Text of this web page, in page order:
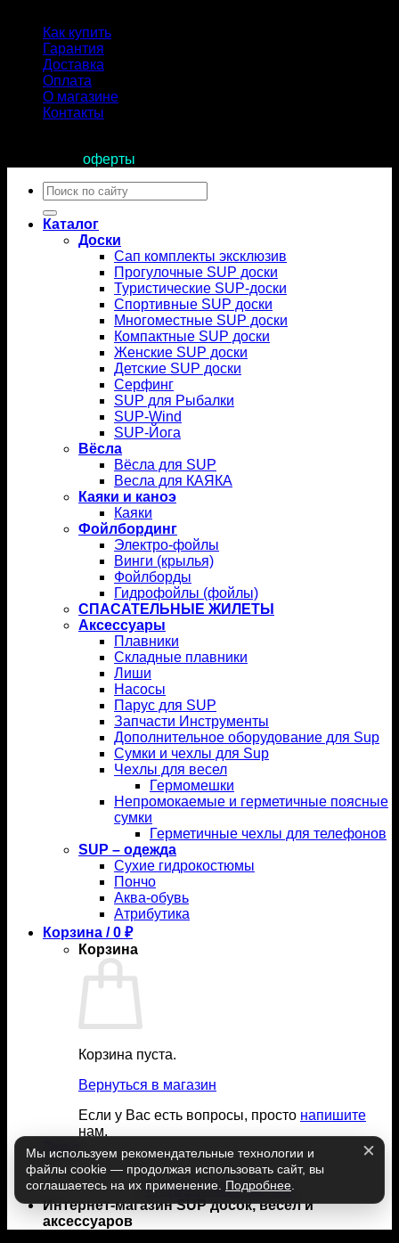
Как купить
Гарантия
Доставка
Оплата
О магазине
Контакты
оферты
Искать:
Каталог
Доски
Сап комплекты эксклюзив
Прогулочные SUP доски
Туристические SUP-доски
Спортивные SUP доски
Многоместные SUP доски
Компактные SUP доски
Женские SUP доски
Детские SUP доски
Серфинг
SUP для Рыбалки
SUP-Wind
SUP-Йога
Вёсла
Вёсла для SUP
Весла для КАЯКА
Каяки и каноэ
Каяки
Фойлбординг
Электро-фойлы
Винги (крылья)
Фойлборды
Гидрофойлы (фойлы)
СПАСАТЕЛЬНЫЕ ЖИЛЕТЫ
Аксессуары
Плавники
Складные плавники
Лиши
Насосы
Парус для SUP
Запчасти Инструменты
Дополнительное оборудование для Sup
Сумки и чехлы для Sup
Чехлы для весел
Гермомешки
Непромокаемые и герметичные поясные
сумки
Герметичные чехлы для телефонов
SUP – одежда
Сухие гидрокостюмы
Пончо
Аква-обувь
Атрибутика
Корзина /0 ₽
Корзина
Корзина пуста.
Вернуться в магазин
Если у Вас есть вопросы, просто напишите
нам.
+7 (951) 904-92-68
Интернет-магазин SUP досок, весел и
аксессуаров
Мы используем рекомендательные технологии и
файлы cookie — продолжая использовать сайт, вы
соглашаетесь на их применение. Подробнее.